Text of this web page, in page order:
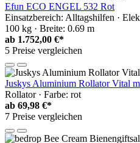
Efun ECO ENGEL 532 Rot
Einsatzbereich: Alltagshilfen ·
100 kg · Breite: 0.69 m
ab 1.752,00 €*
5 Preise vergleichen
Juskys Aluminium Rollator Vital
Rollator · Farbe: rot
ab 69,98 €*
7 Preise vergleichen